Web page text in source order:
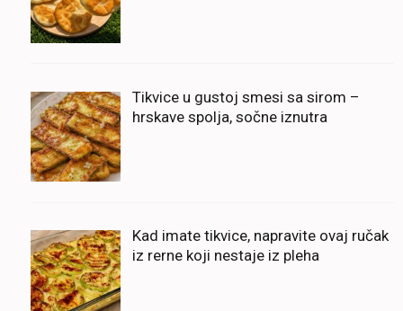
Tikvice u gustoj smesi sa sirom –
hrskave spolja, sočne iznutra
Kad imate tikvice, napravite ovaj ručak
iz rerne koji nestaje iz pleha